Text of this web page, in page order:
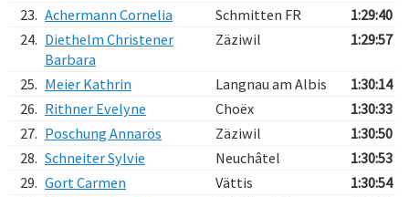
23. Achermann Cornelia Schmitten FR
1:29:40
24. Diethelm Christener
Barbara
Zäziwil 1:29:57
25. Meier Kathrin Langnau am Albis
1:30:14
26. Rithner Evelyne Choëx
1:30:33
27. Poschung Annarös Zäziwil
1:30:50
28. Schneiter Sylvie Neuchâtel
1:30:53
29. Gort Carmen Vättis
1:30:54